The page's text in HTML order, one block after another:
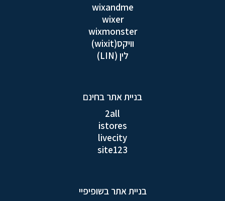
wixandme
wixer
wixmonster
וויקס(wixit)
לין (LIN)
בניית אתר בחינם
2all
istores
livecity
site123
בניית אתר בשופיפיי